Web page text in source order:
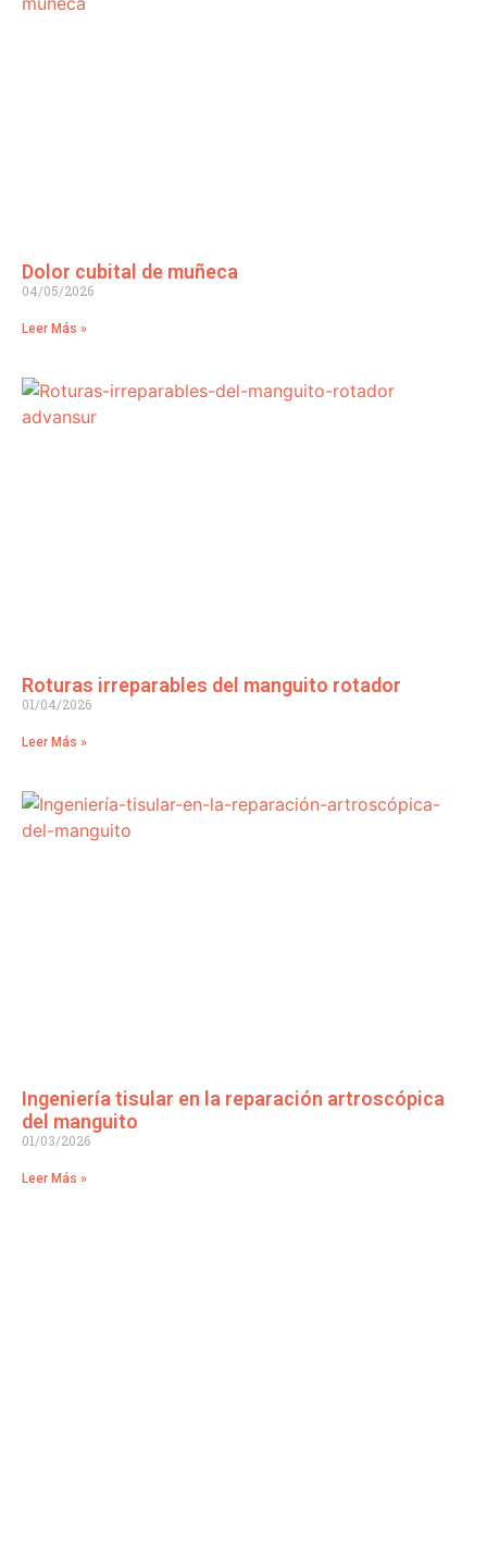
Dolor cubital de muñeca
04/05/2026
Leer Más »
Roturas irreparables del manguito rotador
01/04/2026
Leer Más »
Ingeniería tisular en la reparación artroscópica
del manguito
01/03/2026
Leer Más »